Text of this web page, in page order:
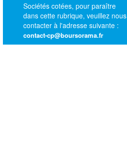
Sociétés cotées, pour paraître
dans cette rubrique, veuillez nous
contacter à l'adresse suivante :
contact-cp@boursorama.fr